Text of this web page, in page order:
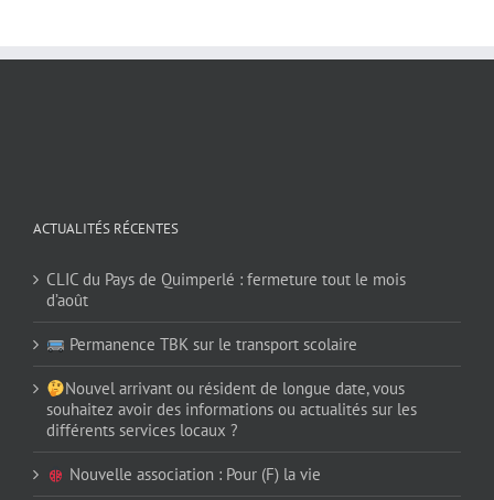
ACTUALITÉS RÉCENTES
CLIC du Pays de Quimperlé : fermeture tout le mois
d’août
Permanence TBK sur le transport scolaire
Nouvel arrivant ou résident de longue date, vous
souhaitez avoir des informations ou actualités sur les
différents services locaux ?
Nouvelle association : Pour (F) la vie